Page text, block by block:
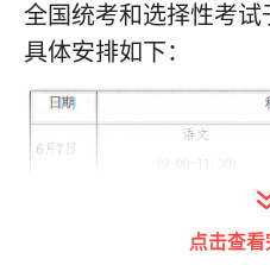
全国统考和选择性考试
具体安排如下：
点击查